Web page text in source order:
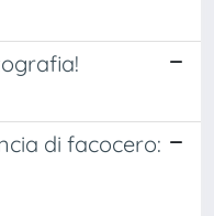
di facocero: